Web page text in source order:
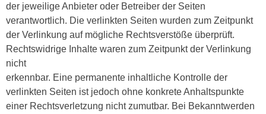
der jeweilige Anbieter oder Betreiber der Seiten
verantwortlich. Die verlinkten Seiten wurden zum Zeitpunkt
der Verlinkung auf mögliche Rechtsverstöße überprüft.
Rechtswidrige Inhalte waren zum Zeitpunkt der Verlinkung
nicht
erkennbar. Eine permanente inhaltliche Kontrolle der
verlinkten Seiten ist jedoch ohne konkrete Anhaltspunkte
einer Rechtsverletzung nicht zumutbar. Bei Bekanntwerden